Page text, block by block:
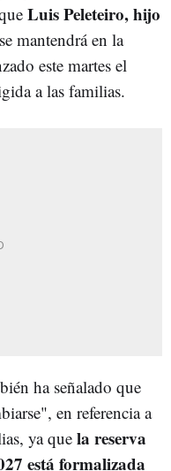
Luis Peleteiro, hijo
mantendrá en la
este martes el
a las familias.
ha señalado que
en referencia a
ya que la reserva
está formalizada